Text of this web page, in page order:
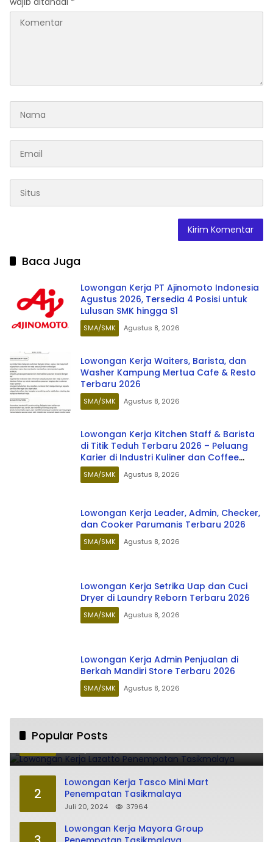
Baca Juga
Lowongan Kerja PT Ajinomoto Indonesia
Agustus 2026, Tersedia 4 Posisi untuk
Lulusan SMK hingga S1
SMA/SMK Agustus 8, 2026
Lowongan Kerja Waiters, Barista, dan
Washer Kampung Mertua Cafe & Resto
Terbaru 2026
SMA/SMK Agustus 8, 2026
Lowongan Kerja Kitchen Staff & Barista
di Titik Teduh Terbaru 2026 – Peluang
Karier di Industri Kuliner dan Coffee
Shop
SMA/SMK Agustus 8, 2026
Lowongan Kerja Leader, Admin, Checker,
dan Cooker Parumanis Terbaru 2026
SMA/SMK Agustus 8, 2026
Lowongan Kerja Setrika Uap dan Cuci
Dryer di Laundry Reborn Terbaru 2026
SMA/SMK Agustus 8, 2026
Lowongan Kerja Admin Penjualan di
Berkah Mandiri Store Terbaru 2026
SMA/SMK Agustus 8, 2026
Popular Posts
1
Tasikmalaya
2
Lowongan Kerja Tasco Mini Mart
Penempatan Tasikmalaya
Juli 20, 2024 37964
Lowongan Kerja Mayora Group